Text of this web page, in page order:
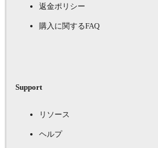
返金ポリシー
購入に関するFAQ
Support
リソース
ヘルプ